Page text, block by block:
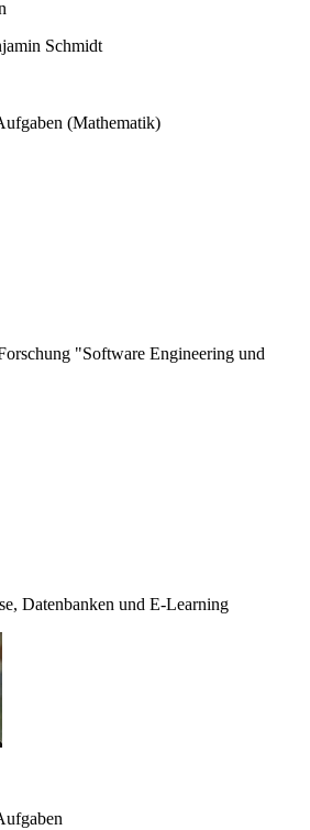
(Mathematik)
"Software Engineering und
Datenbanken und E-Learning